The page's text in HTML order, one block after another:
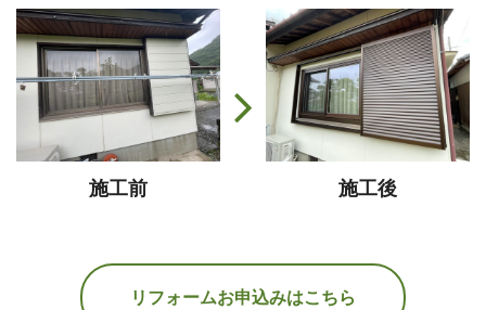
施工前 施工後
リフォームお申込みはこちら